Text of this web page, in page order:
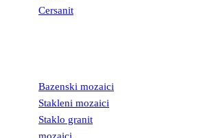
Cersanit
Bazenski mozaici
Stakleni mozaici
Staklo granit